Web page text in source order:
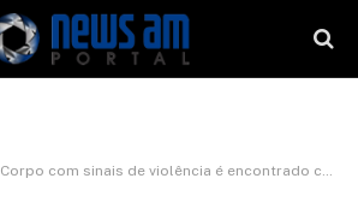
Corpo com sinais de violência é encontrado com mãos amarradas no AM